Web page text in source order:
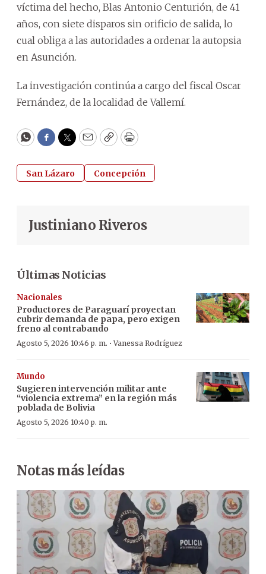
víctima del hecho, Blas Antonio Centurión, de 41
años, con siete disparos sin orificio de salida, lo
cual obliga a las autoridades a ordenar la autopsia
en Asunción.
La investigación continúa a cargo del fiscal Oscar
Fernández, de la localidad de Vallemí.
WhatsApp
Facebook
Twitter
EmailCopyPrint
San Lázaro Concepción
Justiniano Riveros
Últimas Noticias
Nacionales
Productores de Paraguarí proyectan
cubrir demanda de papa, pero exigen
freno al contrabando
Agosto 5, 2026 10:46 p. m. ·Vanessa Rodríguez
Mundo
Sugieren intervención militar ante
“violencia extrema” en la región más
poblada de Bolivia
Agosto 5, 2026 10:40 p. m.
Notas más leídas